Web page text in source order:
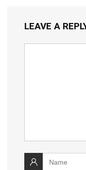
LEAVE A